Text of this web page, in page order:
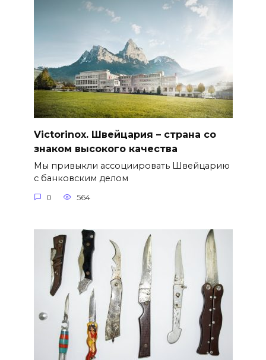
Victorinox. Швейцария – страна со
знаком высокого качества
Мы привыкли ассоциировать Швейцарию
с банковским делом
0 564